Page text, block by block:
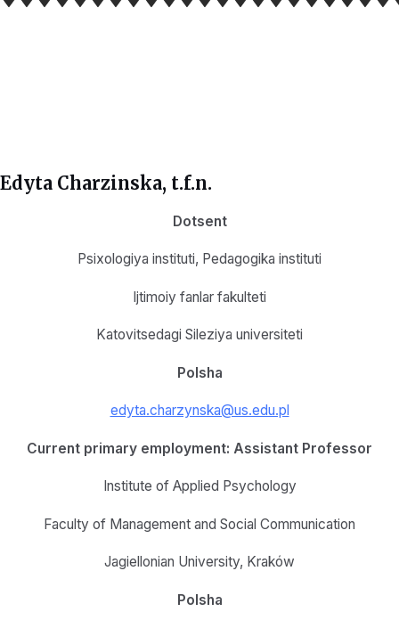
Edyta Charzinska, t.f.n.
Dotsent
Psixologiya instituti, Pedagogika instituti
Ijtimoiy fanlar fakulteti
Katovitsedagi Sileziya universiteti
Polsha
edyta.charzynska@us.edu.pl
Current primary employment: Assistant Professor
Institute of Applied Psychology
Faculty of Management and Social Communication
Jagiellonian University, Kraków
Polsha